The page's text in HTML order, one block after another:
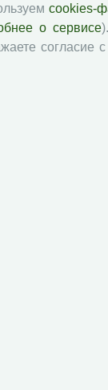
cookies-
о сервисе
согласие